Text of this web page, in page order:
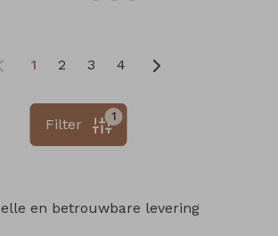
1 2 3 4
1
Filter
en betrouwbare levering